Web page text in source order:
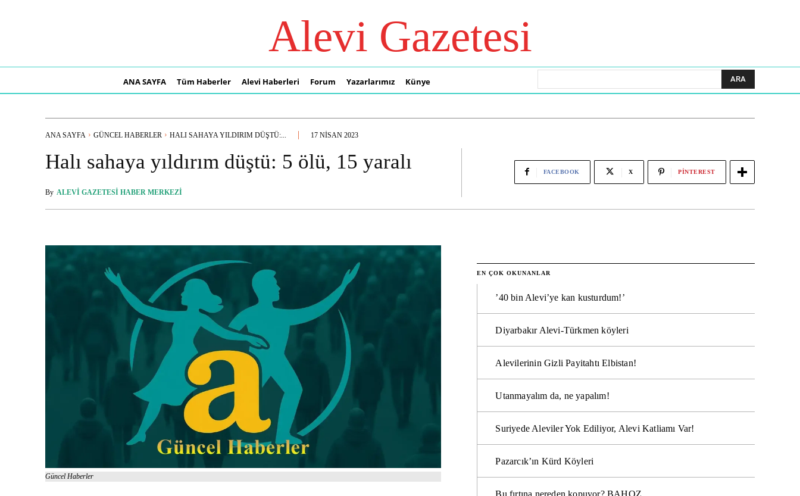
Alevi Gazetesi
ANA SAYFA Tüm Haberler Alevi Haberleri Forum Yazarlarımız Künye ARA
ANA SAYFA GÜNCEL HABERLER HALI SAHAYA YILDIRIM DÜŞTÜ:... 17 NISAN 2023
Halı sahaya yıldırım düştü: 5 ölü, 15 yaralı
By ALEVI GAZETESI HABER MERKEZI
FACEBOOK X PINTEREST
Güncel Haberler
EN ÇOK OKUNANLAR
’40 bin Alevi’ye kan kusturdum!’
Diyarbakır Alevi-Türkmen köyleri
Alevilerinin Gizli Payitahtı Elbistan!
Utanmayalım da, ne yapalım!
Suriyede Aleviler Yok Ediliyor, Alevi Katliamı Var!
Pazarcık’ın Kürd Köyleri